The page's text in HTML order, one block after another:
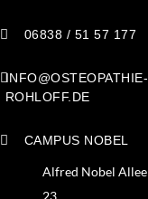
 06838 / 51 57 177
INFO@OSTEOPATHIE-
ROHLOFF.DE
 CAMPUS NOBEL
Alfred Nobel Allee
23